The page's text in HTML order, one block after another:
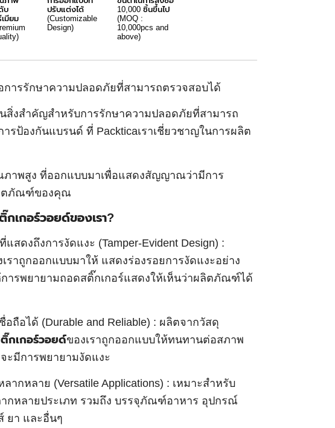
บ
มียม
ปรับแต่งได้
(Customizable
Design)
10,000 ชิ้นขึ้นไป
(MOQ :
10,000pcs and
above)
การรักษาความปลอดภัยที่สามารถตรวจสอบได้
นสิ่งสำคัญสำหรับการรักษาความปลอดภัยที่สามารถ
รป้องกันแบรนด์ ที่ Packticaเราเชี่ยวชาญในการผลิต
ภาพสูง ที่ออกแบบมาเพื่อแสดงสัญญาณว่ามีการ
ตภัณฑ์ของคุณ
กเกอร์วอยด์ของเรา?
สดงถึงการงัดแงะ (Tamper-Evident Design) :
เราถูกออกแบบมาให้ แสดงร่องรอยการงัดแงะอย่าง
ารพยายามถอดสติ๊กเกอร์แสดงให้เห็นว่าผลิตภัณฑ์ได้
อถือได้ (Durable and Reliable) : ผลิตจากวัสดุ
กเกอร์วอยด์ของเราถูกออกแบบให้ทนทานต่อสภาพ
ะมีการพยายามงัดแงะ
ากหลาย (Versatile Applications) : เหมาะสำหรับ
หลายประเภท รวมถึง บรรจุภัณฑ์อาหาร อุปกรณ์
ยา และอื่นๆ